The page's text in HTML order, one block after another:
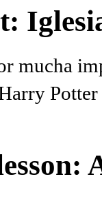
mucha